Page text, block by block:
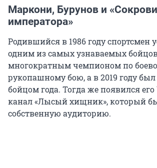
Маркони, Бурунов и
императора»
Родившийся в 1986 году спортсмен
одним из самых узнаваемых
многократным чемпионом по
рукопашному бою, а в 2019 году
бойцом года. Тогда же появился его
канал «Лысый хищник», который
собственную аудиторию.